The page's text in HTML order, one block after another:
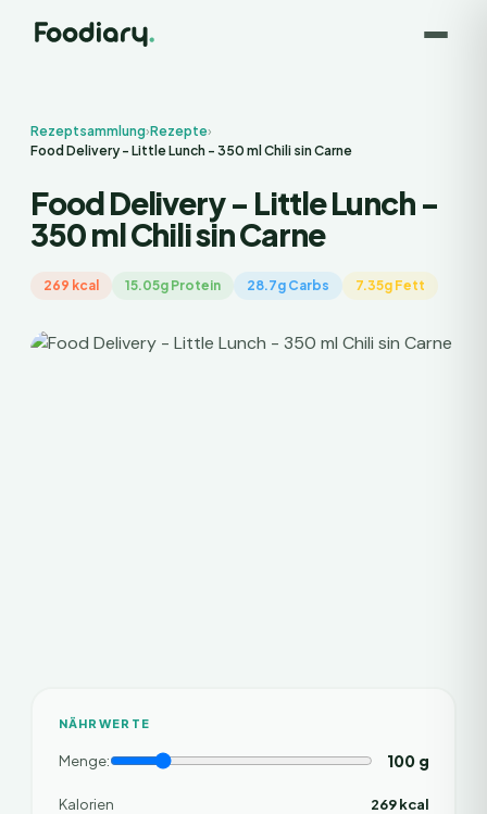
Rezeptsammlung›Rezepte›
Food Delivery - Little Lunch - 350 ml Chili sin Carne
Food Delivery - Little Lunch -
350 ml Chili sin Carne
269 kcal 15.05g Protein 28.7g Carbs 7.35g Fett
NÄHRWERTE
Menge: 100g
Kalorien
269 kcal